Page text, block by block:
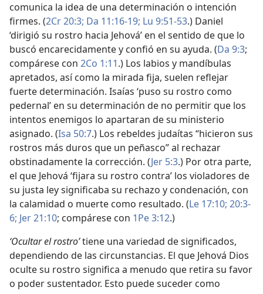
comunica la idea de una determinación o intención
firmes. (2Cr 20:3; Da 11:16-19; Lu 9:51-53.) Daniel
‘dirigió su rostro hacia Jehová’ en el sentido de que lo
buscó encarecidamente y confió en su ayuda. (Da 9:3;
compárese con 2Co 1:11.) Los labios y mandíbulas
apretados, así como la mirada fija, suelen reflejar
fuerte determinación. Isaías ‘puso su rostro como
pedernal’ en su determinación de no permitir que los
intentos enemigos lo apartaran de su ministerio
asignado. (Isa 50:7.) Los rebeldes judaítas “hicieron sus
rostros más duros que un peñasco” al rechazar
obstinadamente la corrección. (Jer 5:3.) Por otra parte,
el que Jehová ‘fijara su rostro contra’ los violadores de
su justa ley significaba su rechazo y condenación, con
la calamidad o muerte como resultado. (Le 17:10; 20:3-
6; Jer 21:10; compárese con 1Pe 3:12.)
‘Ocultar el rostro’tiene una variedad de significados,
dependiendo de las circunstancias. El que Jehová Dios
oculte su rostro significa a menudo que retira su favor
o poder sustentador. Esto puede suceder como